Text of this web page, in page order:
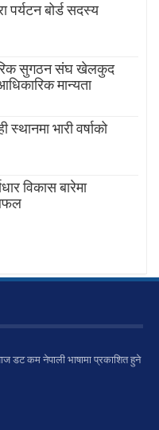
पर्यटन बोर्ड सदस्य
सुगठन संघ खेलकुद
मान्यता
भारी वर्षाको
विकास बारेमा
डट कम नेपाली भाषामा प्रकाशित हुने